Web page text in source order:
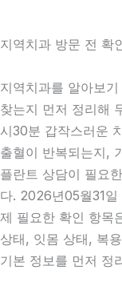
지역치과 방문 전 확
지역치과를 알아보
찾는지 먼저 정리해
시30분 갑작스러운
출혈이 반복되는지,
플란트 상담이 필요
다. 2026년05월31
제 필요한 확인 항목
상태, 잇몸 상태, 복
기본 정보를 먼저 정